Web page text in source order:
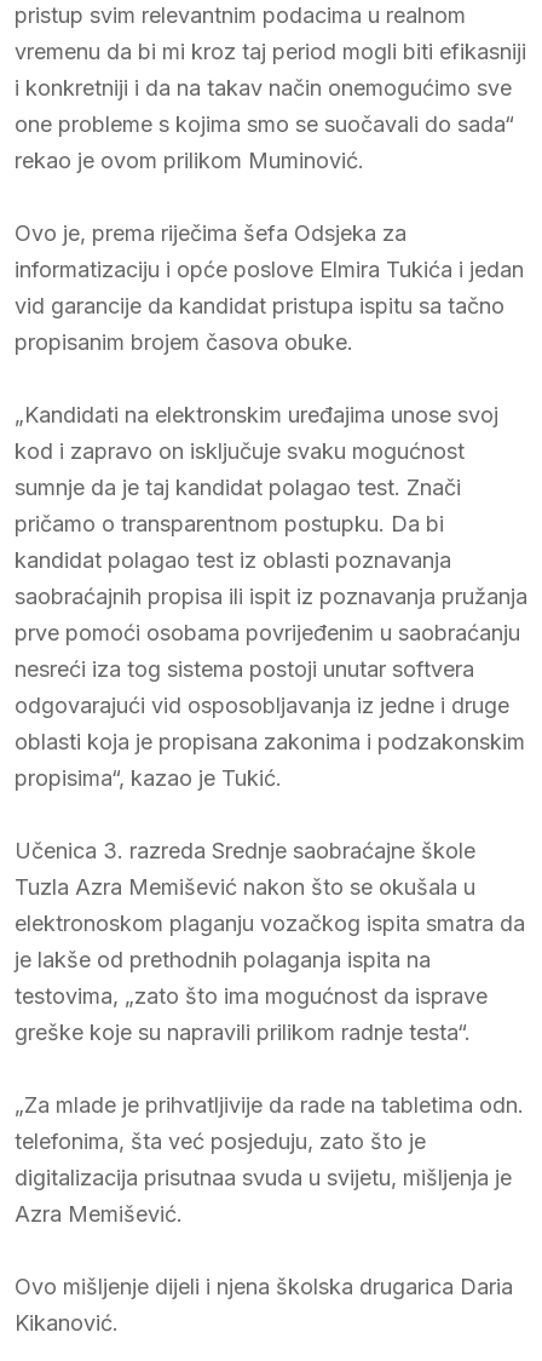
pristup svim relevantnim podacima u realnom
vremenu da bi mi kroz taj period mogli biti efikasniji
i konkretniji i da na takav način onemogućimo sve
one probleme s kojima smo se suočavali do sada“
rekao je ovom prilikom Muminović.
Ovo je, prema riječima šefa Odsjeka za
informatizaciju i opće poslove Elmira Tukića i jedan
vid garancije da kandidat pristupa ispitu sa tačno
propisanim brojem časova obuke.
„Kandidati na elektronskim uređajima unose svoj
kod i zapravo on isključuje svaku mogućnost
sumnje da je taj kandidat polagao test. Znači
pričamo o transparentnom postupku. Da bi
kandidat polagao test iz oblasti poznavanja
saobraćajnih propisa ili ispit iz poznavanja pružanja
prve pomoći osobama povrijeđenim u saobraćanju
nesreći iza tog sistema postoji unutar softvera
odgovarajući vid osposobljavanja iz jedne i druge
oblasti koja je propisana zakonima i podzakonskim
propisima“, kazao je Tukić.
Učenica 3. razreda Srednje saobraćajne škole
Tuzla Azra Memišević nakon što se okušala u
elektronoskom plaganju vozačkog ispita smatra da
je lakše od prethodnih polaganja ispita na
testovima, „zato što ima mogućnost da isprave
greške koje su napravili prilikom radnje testa“.
„Za mlade je prihvatljivije da rade na tabletima odn.
telefonima, šta već posjeduju, zato što je
digitalizacija prisutnaa svuda u svijetu, mišljenja je
Azra Memišević.
Ovo mišljenje dijeli i njena školska drugarica Daria
Kikanović.